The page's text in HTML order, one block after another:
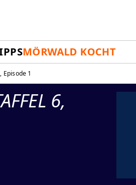
MÖRWALD KOCHT
Episode 1
6,